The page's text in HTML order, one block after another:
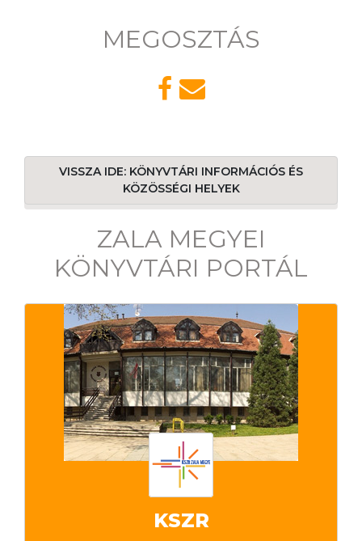
MEGOSZTÁS
VISSZA IDE: KÖNYVTÁRI INFORMÁCIÓS ÉS
KÖZÖSSÉGI HELYEK
ZALA MEGYEI
KÖNYVTÁRI PORTÁL
KSZR